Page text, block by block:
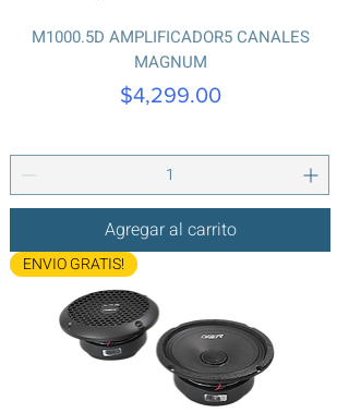
M1000.5D AMPLIFICADOR5 CANALES
MAGNUM
Precio
$4,299.00
Agregar al carrito
ENVIO GRATIS!